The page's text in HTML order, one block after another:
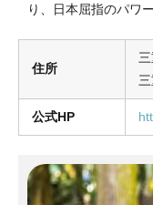
り、日本屈指のパワ
住所
公式HP